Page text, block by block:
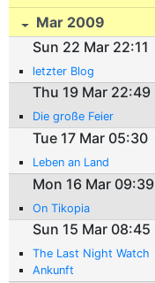
Mar 2009
Sun 22 Mar 22:11
letzter Blog
Thu 19 Mar 22:49
Die große Feier
Tue 17 Mar 05:30
Leben an Land
Mon 16 Mar 09:39
On Tikopia
Sun 15 Mar 08:45
The Last Night Watch
Ankunft